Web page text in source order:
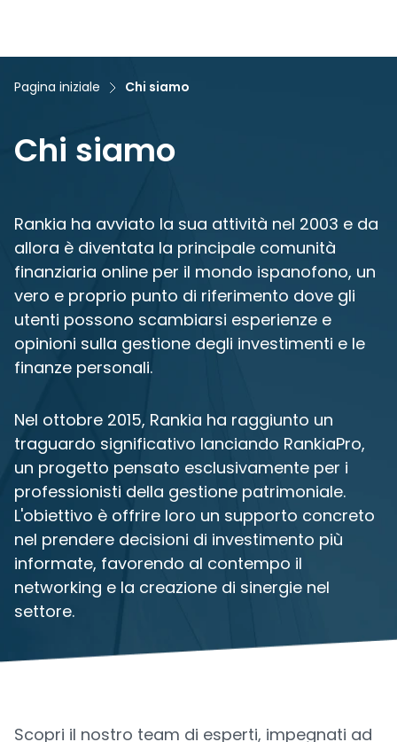
Pagina iniziale Chi siamo
Chi siamo
Rankia ha avviato la sua attività nel 2003 e da
allora è diventata la principale comunità
finanziaria online per il mondo ispanofono, un
vero e proprio punto di riferimento dove gli
utenti possono scambiarsi esperienze e
opinioni sulla gestione degli investimenti e le
finanze personali.
Nel ottobre 2015, Rankia ha raggiunto un
traguardo significativo lanciando RankiaPro,
un progetto pensato esclusivamente per i
professionisti della gestione patrimoniale.
L'obiettivo è offrire loro un supporto concreto
nel prendere decisioni di investimento più
informate, favorendo al contempo il
networking e la creazione di sinergie nel
settore.
Scopri il nostro team di esperti, impegnati ad